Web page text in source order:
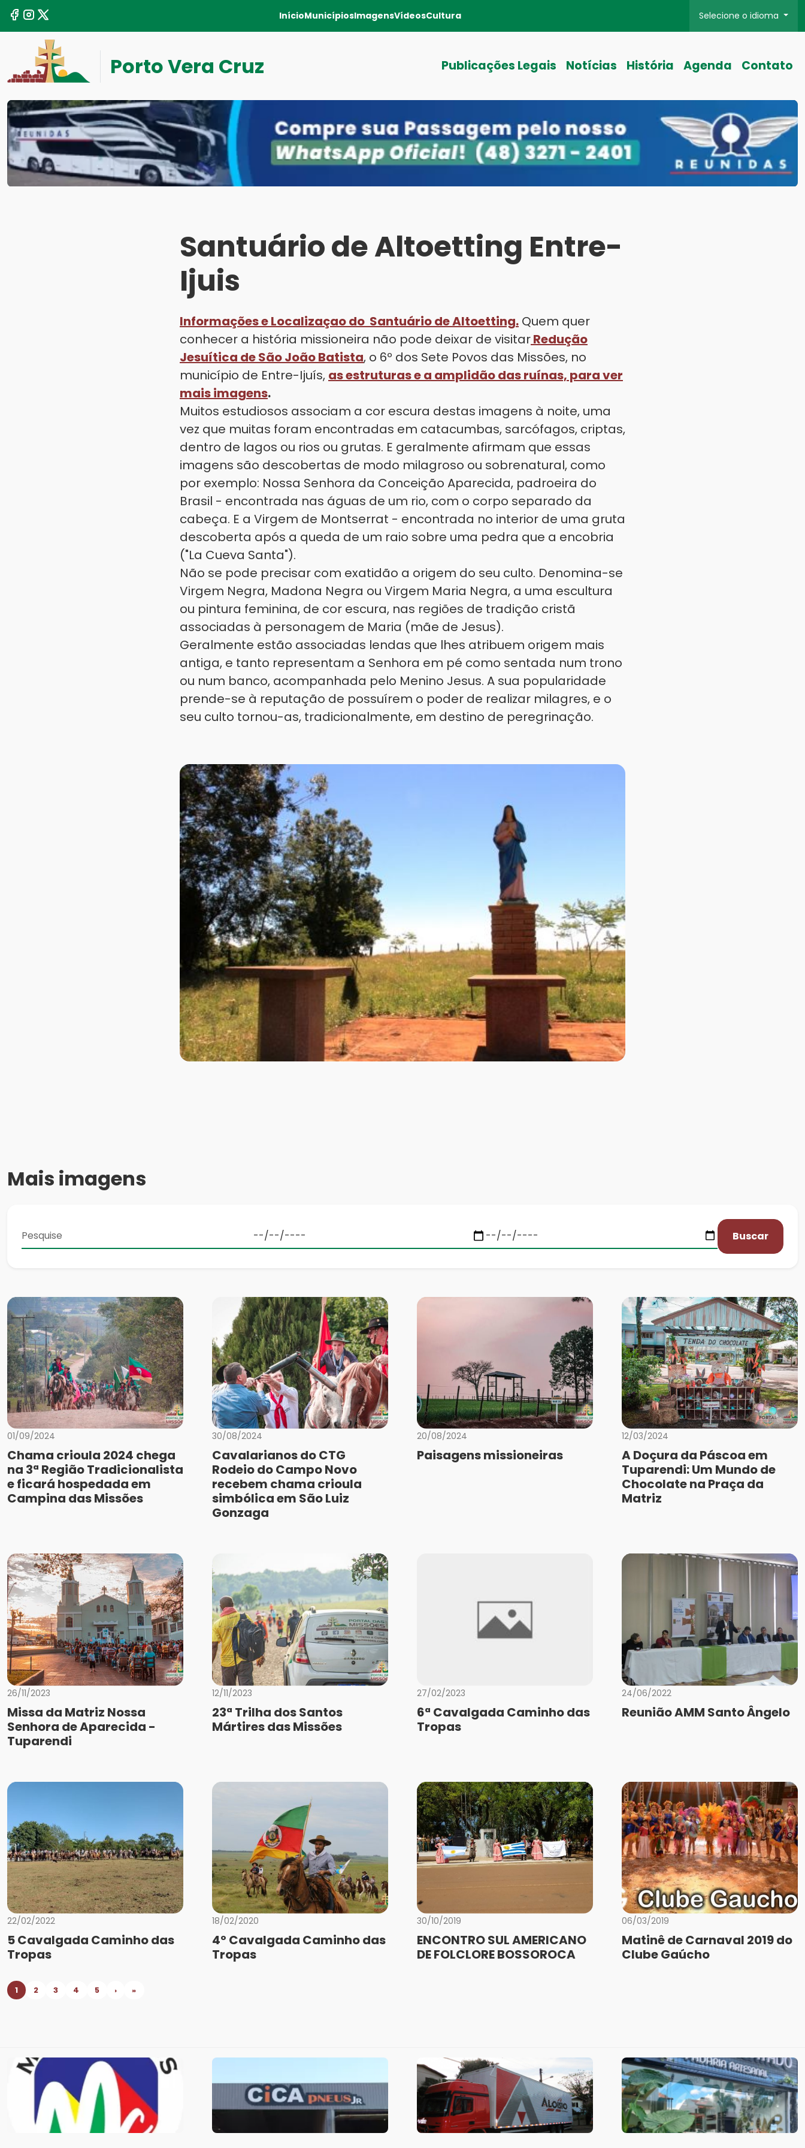
InícioMunicípiosImagensVídeosCultura Selecione o idioma
Porto Vera Cruz Publicações Legais Notícias História Agenda Contato
Santuário de Altoetting Entre-
Ijuis
Informações e Localizaçao do Santuário de Altoetting. Quem quer
conhecer a história missioneira não pode deixar de visitarRedução
Jesuítica de São João Batista, o 6º dos Sete Povos das Missões, no
município de Entre-Ijuís, as estruturas e a amplidão das ruínas, para ver
mais imagens.
Muitos estudiosos associam a cor escura destas imagens à noite, uma
vez que muitas foram encontradas em catacumbas, sarcófagos, criptas,
dentro de lagos ou rios ou grutas. E geralmente afirmam que essas
imagens são descobertas de modo milagroso ou sobrenatural, como
por exemplo: Nossa Senhora da Conceição Aparecida, padroeira do
Brasil - encontrada nas águas de um rio, com o corpo separado da
cabeça. E a Virgem de Montserrat - encontrada no interior de uma gruta
descoberta após a queda de um raio sobre uma pedra que a encobria
("La Cueva Santa").
Não se pode precisar com exatidão a origem do seu culto. Denomina-se
Virgem Negra, Madona Negra ou Virgem Maria Negra, a uma escultura
ou pintura feminina, de cor escura, nas regiões de tradição cristã
associadas à personagem de Maria (mãe de Jesus).
Geralmente estão associadas lendas que lhes atribuem origem mais
antiga, e tanto representam a Senhora em pé como sentada num trono
ou num banco, acompanhada pelo Menino Jesus. A sua popularidade
prende-se à reputação de possuírem o poder de realizar milagres, e o
seu culto tornou-as, tradicionalmente, em destino de peregrinação.
Mais imagens
Buscar
01/09/2024
Chama crioula 2024 chega
na 3ª Região Tradicionalista
e ficará hospedada em
Campina das Missões
30/08/2024
Cavalarianos do CTG
Rodeio do Campo Novo
recebem chama crioula
simbólica em São Luiz
Gonzaga
20/08/2024
Paisagens missioneiras
12/03/2024
A Doçura da Páscoa em
Tuparendi: Um Mundo de
Chocolate na Praça da
Matriz
26/11/2023
Missa da Matriz Nossa
Senhora de Aparecida -
Tuparendi
12/11/2023
23ª Trilha dos Santos
Mártires das Missões
27/02/2023
6ª Cavalgada Caminho das
Tropas
24/06/2022
Reunião AMM Santo Ângelo
22/02/2022
5 Cavalgada Caminho das
Tropas
18/02/2020
4º Cavalgada Caminho das
Tropas
30/10/2019
ENCONTRO SUL AMERICANO
DE FOLCLORE BOSSOROCA
06/03/2019
Matinê de Carnaval 2019 do
Clube Gaúcho
1 2 3 4 5 › »